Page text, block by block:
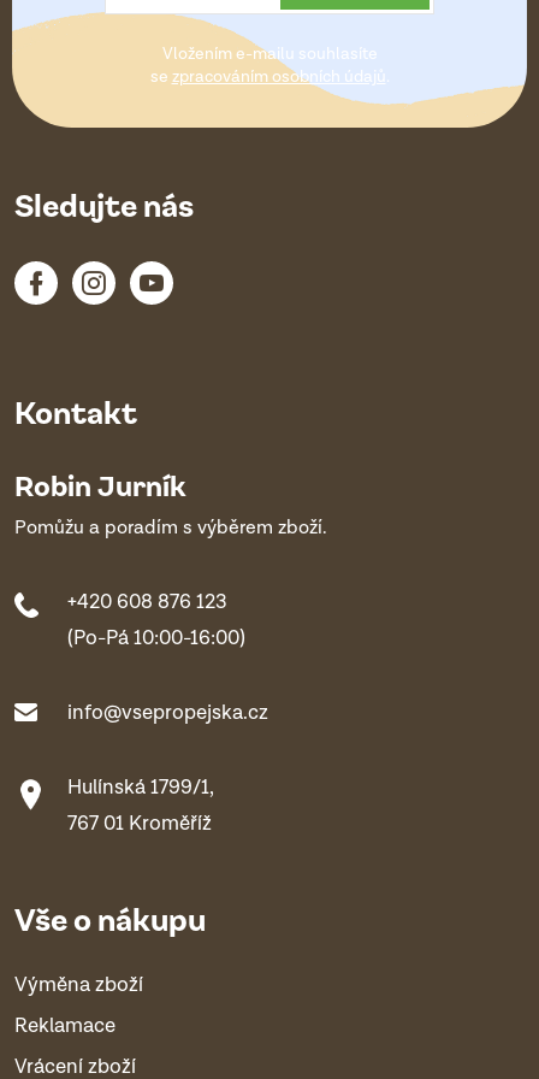
t
Vložením e-mailu souhlasíte
se zpracováním osobních údajů.
Kontakt
Robin Jurník
Pomůžu a poradím s výběrem zboží.
+420 608 876 123
(Po-Pá 10:00-16:00)
info@vsepropejska.cz
Hulínská 1799/1,
767 01 Kroměříž
Vše o nákupu
Výměna zboží
Reklamace
Vrácení zboží
Sledujte nás